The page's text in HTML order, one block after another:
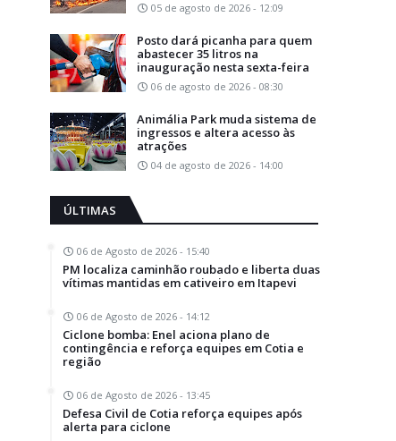
05 de agosto de 2026 - 12:09
Posto dará picanha para quem
abastecer 35 litros na
inauguração nesta sexta-feira
06 de agosto de 2026 - 08:30
Animália Park muda sistema de
ingressos e altera acesso às
atrações
04 de agosto de 2026 - 14:00
ÚLTIMAS
06 de Agosto de 2026 - 15:40
PM localiza caminhão roubado e liberta duas
vítimas mantidas em cativeiro em Itapevi
06 de Agosto de 2026 - 14:12
Ciclone bomba: Enel aciona plano de
contingência e reforça equipes em Cotia e
região
06 de Agosto de 2026 - 13:45
Defesa Civil de Cotia reforça equipes após
alerta para ciclone